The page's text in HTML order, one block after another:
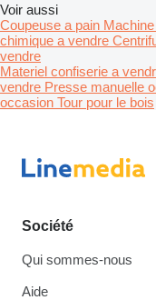
Voir aussi
Coupeuse a pain
chimique a vendre
vendre
Materiel confiserie a
vendre Presse manuelle
occasion Tour pour le bois
Société
Qui sommes-nous
Aide